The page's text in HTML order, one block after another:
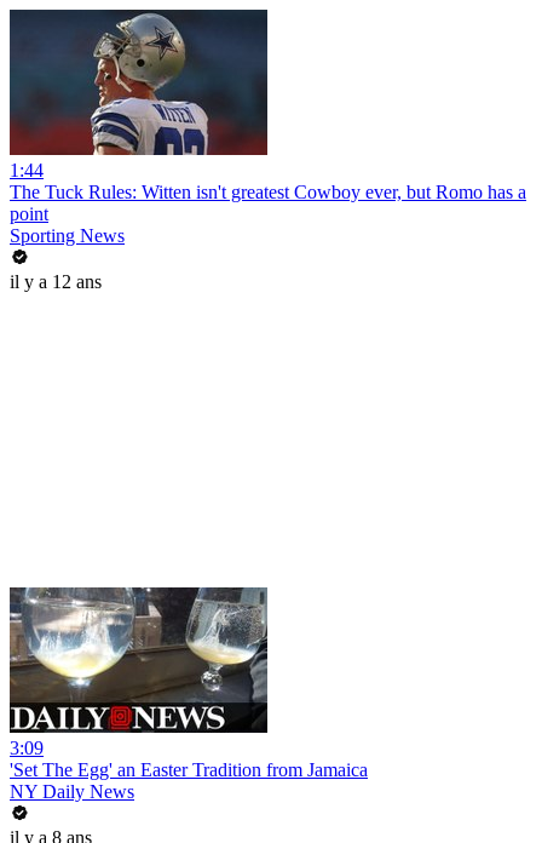
1:44
The Tuck Rules: Witten isn't greatest Cowboy ever, but Romo has a
point
Sporting News
il y a 12 ans
3:09
'Set The Egg' an Easter Tradition from Jamaica
NY Daily News
il y a 8 ans